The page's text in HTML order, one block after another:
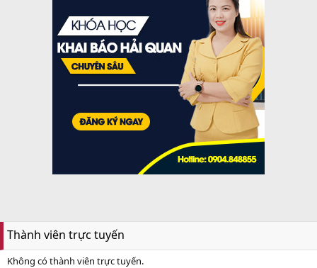
Thành viên trực tuyến
Không có thành viên trực tuyến.